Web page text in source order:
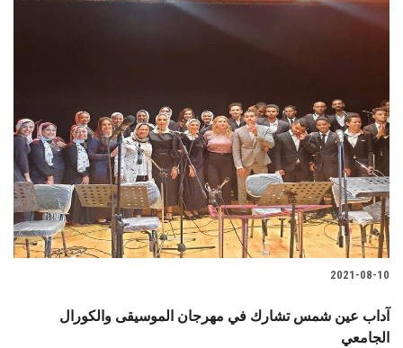
2021-08-10
آداب عين شمس تشارك في مهرجان الموسيقى والكورال
الجامعي